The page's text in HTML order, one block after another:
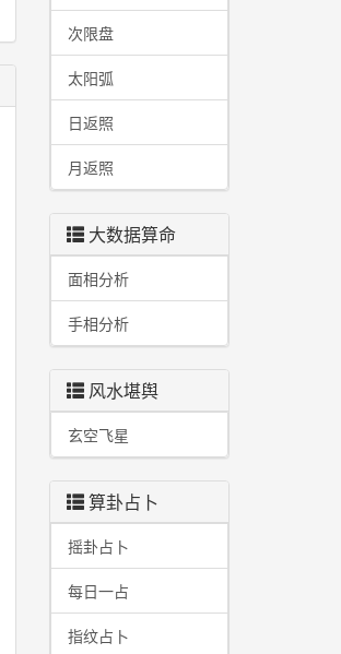
次限盘
太阳弧
日返照
月返照
大数据算命
面相分析
手相分析
风水堪舆
玄空飞星
算卦占卜
摇卦占卜
每日一占
指纹占卜